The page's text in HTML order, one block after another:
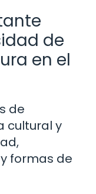
de
en el
de
cultural y
formas de